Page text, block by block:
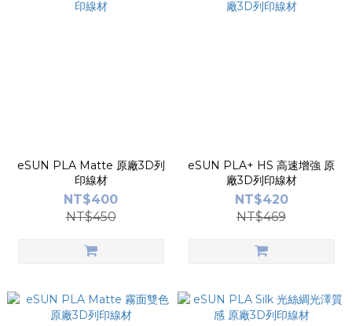
eSUN PLA Matte 原廠3D列
印線材
NT$400
NT$450
eSUN PLA+ HS 高速增強 原
廠3D列印線材
NT$420
NT$469